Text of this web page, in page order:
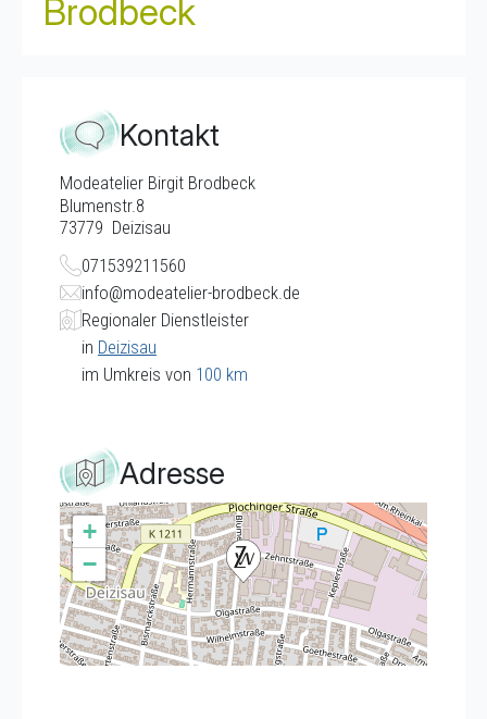
Brodbeck
Kontakt
Modeatelier Birgit Brodbeck
Blumenstr.8
73779 Deizisau
071539211560
info@modeatelier-brodbeck.de
Regionaler Dienstleister
in Deizisau
im Umkreis von 100 km
Adresse
+
−